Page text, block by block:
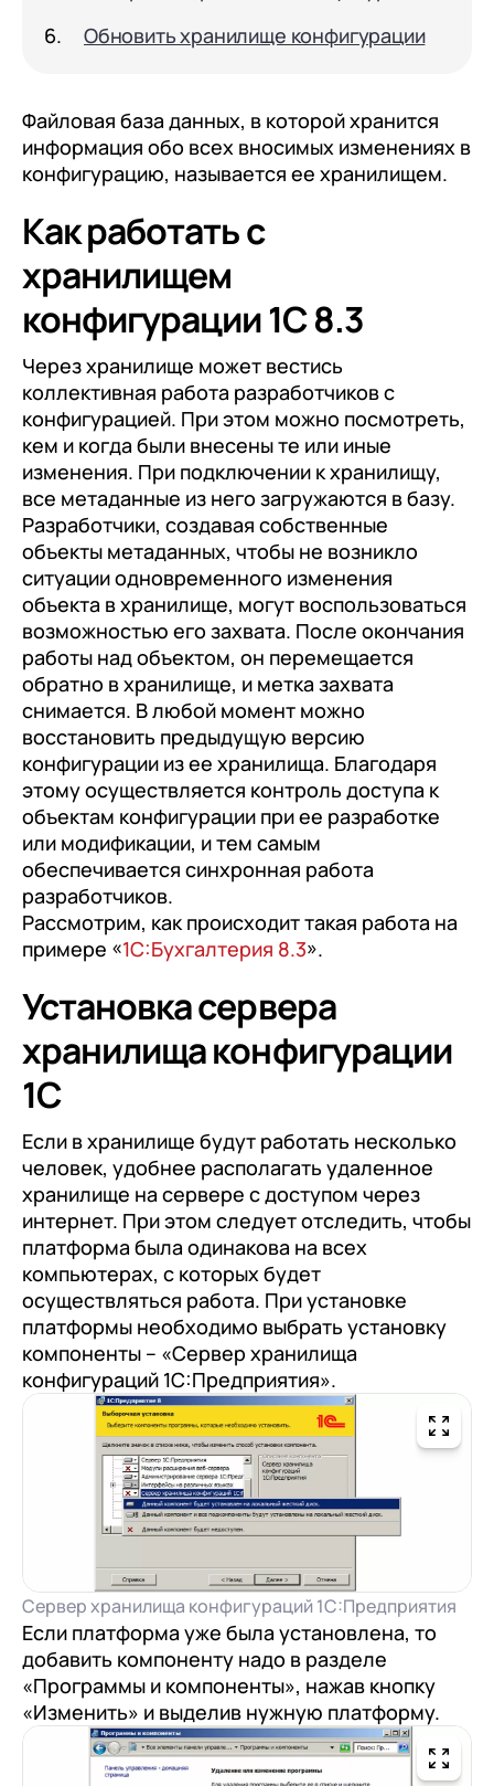
Обновить хранилище конфигурации
Файловая база данных, в которой хранится
информация обо всех вносимых изменениях в
конфигурацию, называется ее хранилищем.
Как работать с
хранилищем
конфигурации 1С 8.3
Через хранилище может вестись
коллективная работа разработчиков с
конфигурацией. При этом можно посмотреть,
кем и когда были внесены те или иные
изменения. При подключении к хранилищу,
все метаданные из него загружаются в базу.
Разработчики, создавая собственные
объекты метаданных, чтобы не возникло
ситуации одновременного изменения
объекта в хранилище, могут воспользоваться
возможностью его захвата. После окончания
работы над объектом, он перемещается
обратно в хранилище, и метка захвата
снимается. В любой момент можно
восстановить предыдущую версию
конфигурации из ее хранилища. Благодаря
этому осуществляется контроль доступа к
объектам конфигурации при ее разработке
или модификации, и тем самым
обеспечивается синхронная работа
разработчиков.
Рассмотрим, как происходит такая работа на
примере «1С:Бухгалтерия 8.3».
Установка сервера
хранилища конфигурации
1С
Если в хранилище будут работать несколько
человек, удобнее располагать удаленное
хранилище на сервере с доступом через
интернет. При этом следует отследить, чтобы
платформа была одинакова на всех
компьютерах, с которых будет
осуществляться работа. При установке
платформы необходимо выбрать установку
компоненты – «Сервер хранилища
конфигураций 1С:Предприятия».
Сервер хранилища конфигураций 1С:Предприятия
Если платформа уже была установлена, то
добавить компоненту надо в разделе
«Программы и компоненты», нажав кнопку
«Изменить» и выделив нужную платформу.
Переход с Terrasoft CRM на 1С:CRM или
1С-Битрикс 24
документооборот (КЭДО)
1С:Кабинет сотрудника
1С:Документооборот 8
Управление финансами (FRP)
1С:Управление холдингом
WA:Финансист
Отраслевые решения
Легкая логистика
Бизнес-аналитика (BI)
1С:Аналитика
Управление взаимоотношениями
с клиентами (CRM)
1С:CRM
Лицензии 1С
Сервисы 1С
1С-ЭДО
1С:Контрагент
1С-Отчетность
1С:Фреш
Доки 1С
Прочие отрасли
Релокация
Истории успеха
Отзывы сотрудников